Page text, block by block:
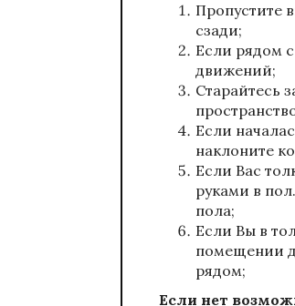
Пропустите
сзади;
Если рядом
движений;
Старайтесь
Если
наклоните
Если Вас
руками в
пола;
Если Вы в
помещении
рядом;
Если нет